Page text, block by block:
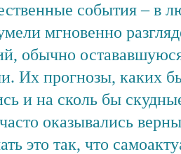
события – в
мгновенно
обычно
Их прогнозы, каких
и на сколь бы
оказывались
это так, что